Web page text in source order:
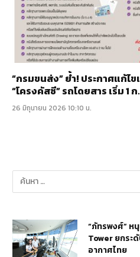
“กรมขนส่ง” ย้ำ! ประกาศแก้ไ
“โครงคัสซี” รถโดยสาร เริ่ม 1
26 มิถุนายน 2026 10:10 น.
“ภัทรพงศ์” ห
Tower ยกระ
อากาศไทย